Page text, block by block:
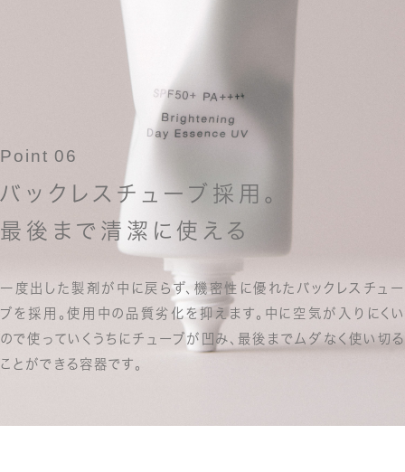
Point 06
バックレスチューブ採用。
最後まで清潔に使える
一度出した製剤が中に戻らず、 機密性に優れたバックレスチュー
ブを採用。使用中の品質劣化を抑えます。 中に空気が入りにくい
ので使っていくうちにチューブが凹み、最後までムダなく使い切る
ことができる容器です。